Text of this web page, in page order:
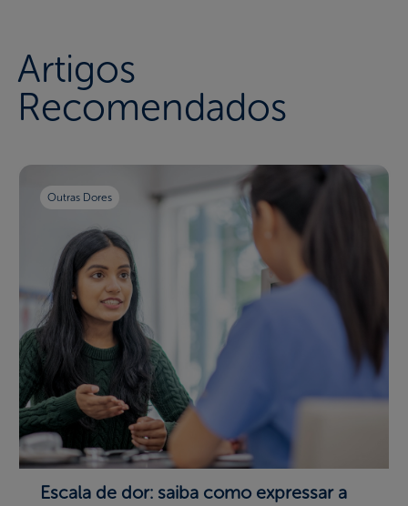
Artigos
Recomendados
Outras Dores
Escala de dor: saiba como expressar a